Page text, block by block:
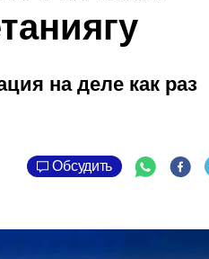
на деле как раз
Обсудить